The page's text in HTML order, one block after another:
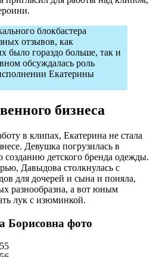
блокбастера
отзывов, как
было гораздо больше, так и
обсуждалась роль
Екатерины
бизнеса
в клипах, Екатерина не стала
Девушка погрузилась в
созданию детского бренда одежды.
Давыдова столкнулась с
для дочерей и сына и поняла,
разнообразна, а вот юным
лук с изюминкой.
Борисовна фото